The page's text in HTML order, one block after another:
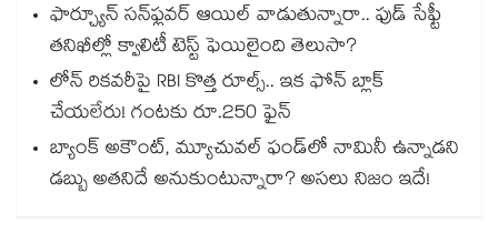
ఫార్చ్యూన్ సన్‌ఫ్లవర్ ఆయిల్ వాడుతున్నారా.. ఫుడ్ సేఫ్టీ
తనిఖీల్లో క్వాలిటీ టెస్ట్ ఫెయిలైంది తెలుసా?
లోన్ రికవరీపై RBI కొత్త రూల్స్.. ఇక ఫోన్ బ్లాక్
చేయలేరు! గంటకు రూ.250 ఫైన్
బ్యాంక్ అకౌంట్, మ్యూచువల్ ఫండ్‌లో నామినీ ఉన్నాడని
డబ్బు అతనిదే అనుకుంటున్నారా? అసలు నిజం ఇదే!